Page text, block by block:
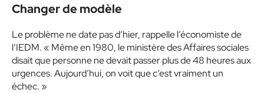
Changer de modèle
Le problème ne date pas d’hier, rappelle l’économiste de
l’IEDM. « Même en 1980, le ministère des Affaires sociales
disait que personne ne devait passer plus de 48 heures aux
urgences. Aujourd’hui, on voit que c’est vraiment un
échec. »